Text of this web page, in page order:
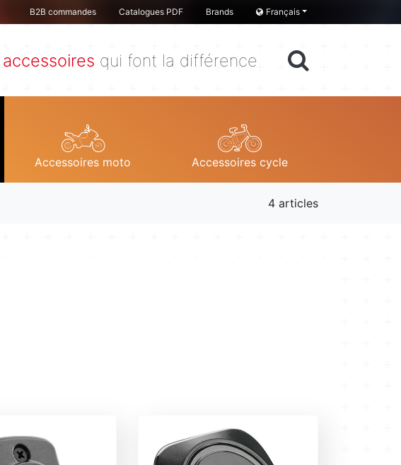
B2B commandes Catalogues PDF Brands Français
accessoires qui font la différence
Accessoires moto Accessoires cycle
4 articles